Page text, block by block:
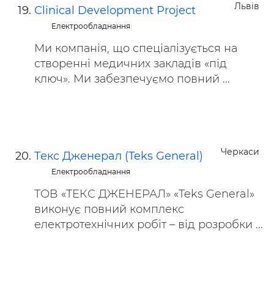
Львів
Clinical Development Project
Електрообладнання
Ми компанія, що спеціалізується на
створенні медичних закладів «під
ключ». Ми забезпечуємо повний ...
Черкаси
Текс Дженерал (Teks General)
Електрообладнання
ТОВ «ТЕКС ДЖЕНЕРАЛ» «Teks General»
виконує повний комплекс
електротехнічних робіт – від розробки ...